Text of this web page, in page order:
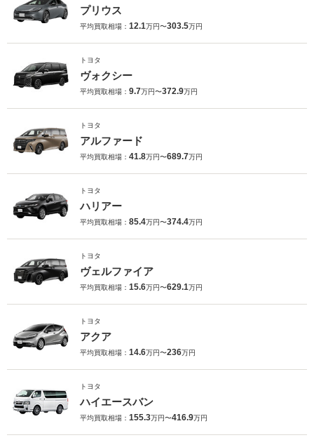
プリウス
平均買取相場： 12.1万円〜303.5万円
トヨタ
ヴォクシー
平均買取相場： 9.7万円〜372.9万円
トヨタ
アルファード
平均買取相場： 41.8万円〜689.7万円
トヨタ
ハリアー
平均買取相場： 85.4万円〜374.4万円
トヨタ
ヴェルファイア
平均買取相場： 15.6万円〜629.1万円
トヨタ
アクア
平均買取相場： 14.6万円〜236万円
トヨタ
ハイエースバン
平均買取相場： 155.3万円〜416.9万円